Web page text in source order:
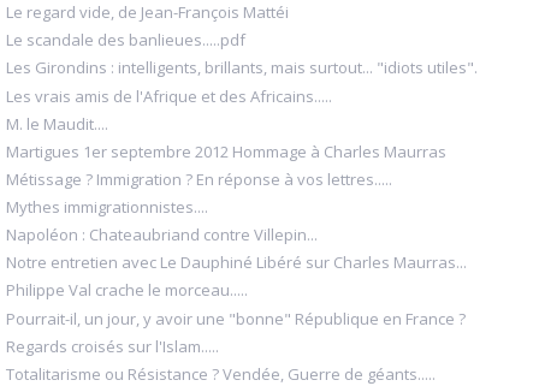
Le regard vide, de Jean-François Mattéi
Le scandale des banlieues.....pdf
Les Girondins : intelligents, brillants, mais surtout... "idiots utiles".
Les vrais amis de l'Afrique et des Africains.....
M. le Maudit....
Martigues 1er septembre 2012 Hommage à Charles Maurras
Métissage ? Immigration ? En réponse à vos lettres.....
Mythes immigrationnistes....
Napoléon : Chateaubriand contre Villepin...
Notre entretien avec Le Dauphiné Libéré sur Charles Maurras...
Philippe Val crache le morceau.....
Pourrait-il, un jour, y avoir une "bonne" République en France ?
Regards croisés sur l'Islam.....
Totalitarisme ou Résistance ? Vendée, Guerre de géants.....